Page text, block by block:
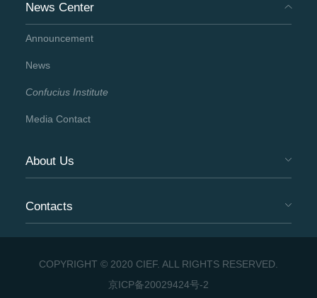
News Center
Announcement
News
Confucius Institute
Media Contact
About Us
Contacts
COPYRIGHT © 2020 CIEF. ALL RIGHTS RESERVED.
京ICP备20029424号-2